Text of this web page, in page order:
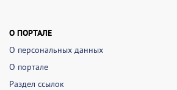
О ПОРТАЛЕ
О персональных данных
О портале
Раздел ссылок